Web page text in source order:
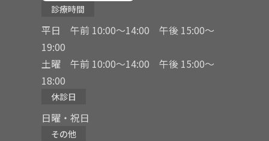
診療時間
平日 午前 10:00〜14:00 午後 15:00〜
19:00
土曜 午前 10:00〜14:00 午後 15:00〜
18:00
休診日
日曜・祝日
その他